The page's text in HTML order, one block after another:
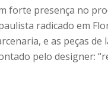
forte presença no
radicado em
e as peças
pelo designer: